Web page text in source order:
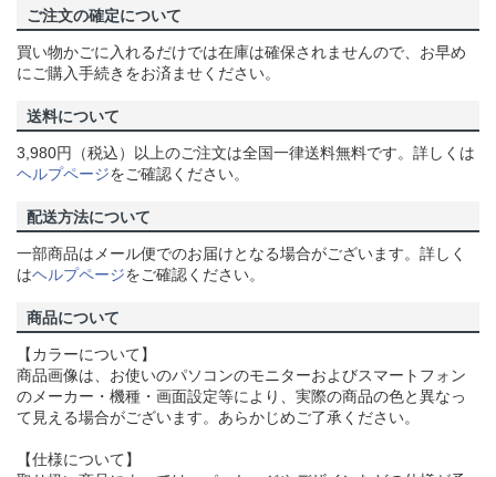
ご注文の確定について
買い物かごに入れるだけでは在庫は確保されませんので、お早め
にご購入手続きをお済ませください。
送料について
3,980円（税込）以上のご注文は全国一律送料無料です。詳しくは
ヘルプページをご確認ください。
配送方法について
一部商品はメール便でのお届けとなる場合がございます。詳しく
はヘルプページをご確認ください。
商品について
【カラーについて】
商品画像は、お使いのパソコンのモニターおよびスマートフォン
のメーカー・機種・画面設定等により、実際の商品の色と異なっ
て見える場合がございます。あらかじめご了承ください。
【仕様について】